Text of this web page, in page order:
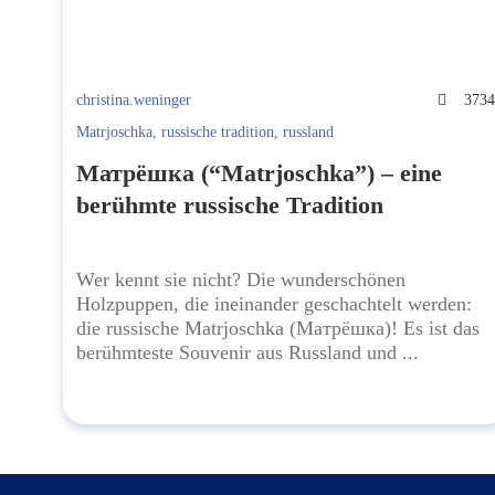
christina.weninger
3734
Matrjoschka, russische tradition, russland
Матрёшка (“Matrjoschka”) – eine
berühmte russische Tradition
Wer kennt sie nicht? Die wunderschönen
Holzpuppen, die ineinander geschachtelt werden:
die russische Matrjoschka (Матрёшка)! Es ist das
berühmteste Souvenir aus Russland und ...